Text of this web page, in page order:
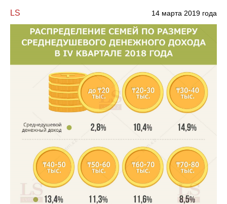
LS 14 марта 2019 года